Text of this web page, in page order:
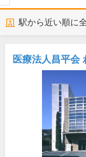
駅から近い順に
医療法人昌平会